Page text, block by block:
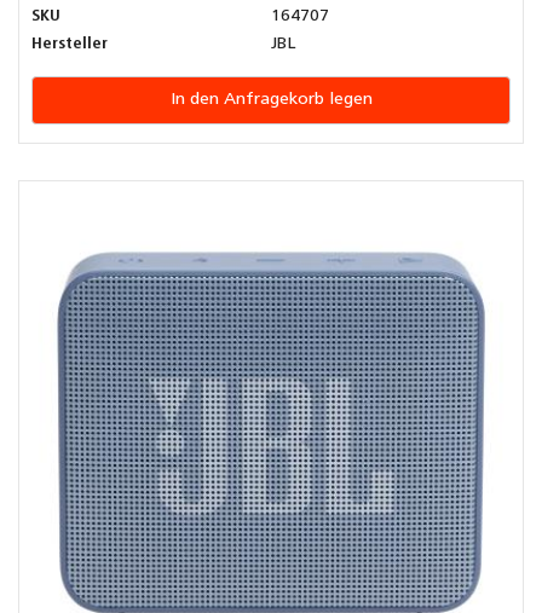
SKU
164707
Hersteller
JBL
In den Anfragekorb legen